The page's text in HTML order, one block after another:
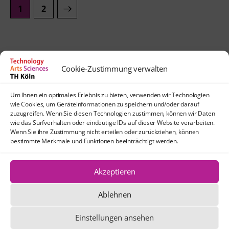
Cookie-Zustimmung verwalten
Um Ihnen ein optimales Erlebnis zu bieten, verwenden wir Technologien
wie Cookies, um Geräteinformationen zu speichern und/oder darauf
zuzugreifen. Wenn Sie diesen Technologien zustimmen, können wir Daten
wie das Surfverhalten oder eindeutige IDs auf dieser Website verarbeiten.
Wenn Sie ihre Zustimmung nicht erteilen oder zurückziehen, können
bestimmte Merkmale und Funktionen beeinträchtigt werden.
Akzeptieren
Ablehnen
Einstellungen ansehen
1 2
lehrpfade@th-koeln.de
Arrival
TH Köln
Location Köln-Mülheim
51063 Köln
Unless otherwise stated, the text and
graphics on this website are licensed
under the Creative Commons license CC